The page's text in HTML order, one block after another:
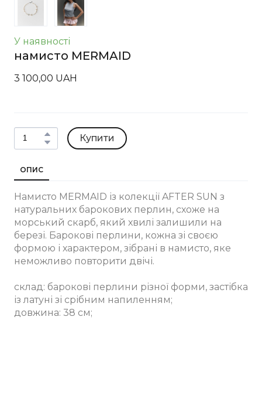
У наявності
намисто MERMAID
3 100,00 UAH
Купити
ОПИС
Намисто MERMAID із колекції AFTER SUN з
натуральних барокових перлин, схоже на
морський скарб, який хвилі залишили на
березі. Барокові перлини, кожна зі своєю
формою і характером, зібрані в намисто, яке
неможливо повторити двічі.
склад: барокові перлини різної форми, застібка
із латуні зі срібним напиленням;
довжина: 38 см;